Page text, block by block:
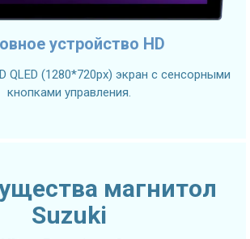
устройство HD
QLED (1280*720px) экран с сенсорными
кнопками управления.
магнитол
Suzuki